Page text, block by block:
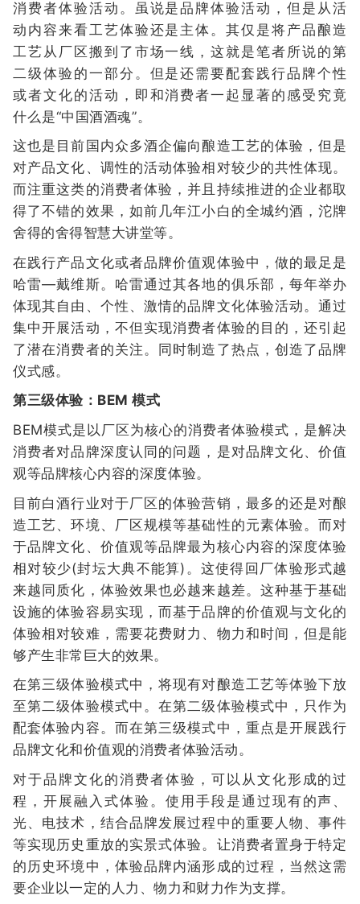
消费者体验活动。虽说是品牌体验活动，但是从活
动内容来看工艺体验还是主体。其仅是将产品酿造
工艺从厂区搬到了市场一线，这就是笔者所说的第
二级体验的一部分。但是还需要配套践行品牌个性
或者文化的活动，即和消费者一起显著的感受究竟
什么是“中国酒酒魂”。
这也是目前国内众多酒企偏向酿造工艺的体验，但是
对产品文化、调性的活动体验相对较少的共性体现。
而注重这类的消费者体验，并且持续推进的企业都取
得了不错的效果，如前几年江小白的全城约酒，沱牌
舍得的舍得智慧大讲堂等。
在践行产品文化或者品牌价值观体验中，做的最足是
哈雷—戴维斯。哈雷通过其各地的俱乐部，每年举办
体现其自由、个性、激情的品牌文化体验活动。通过
集中开展活动，不但实现消费者体验的目的，还引起
了潜在消费者的关注。同时制造了热点，创造了品牌
仪式感。
第三级体验：BEM 模式
BEM模式是以厂区为核心的消费者体验模式，是解决
消费者对品牌深度认同的问题，是对品牌文化、价值
观等品牌核心内容的深度体验。
目前白酒行业对于厂区的体验营销，最多的还是对酿
造工艺、环境、厂区规模等基础性的元素体验。而对
于品牌文化、价值观等品牌最为核心内容的深度体验
相对较少(封坛大典不能算)。这使得回厂体验形式越
来越同质化，体验效果也必越来越差。这种基于基础
设施的体验容易实现，而基于品牌的价值观与文化的
体验相对较难，需要花费财力、物力和时间，但是能
够产生非常巨大的效果。
在第三级体验模式中，将现有对酿造工艺等体验下放
至第二级体验模式中。在第二级体验模式中，只作为
配套体验内容。而在第三级模式中，重点是开展践行
品牌文化和价值观的消费者体验活动。
对于品牌文化的消费者体验，可以从文化形成的过
程，开展融入式体验。使用手段是通过现有的声、
光、电技术，结合品牌发展过程中的重要人物、事件
等实现历史重放的实景式体验。让消费者置身于特定
的历史环境中，体验品牌内涵形成的过程，当然这需
要企业以一定的人力、物力和财力作为支撑。